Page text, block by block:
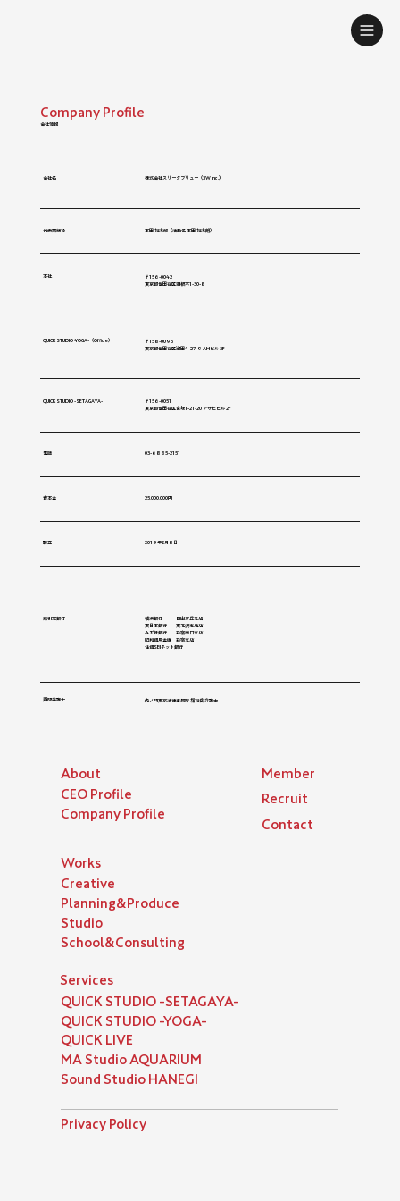
Company Profile
​会社情報
​会社名 株式会社スリーダブリュー（3W Inc.）
​代表取締役 本田 裕太郎（活動名 本田 裕太朗）
​本社
〒156-0042
東京都世田谷区羽根木1-30-8
​QUICK STUDIO -YOGA-（Office）
〒158-0095
東京都世田谷区瀬田4-27-9 AMビル 3F
QUICK STUDIO -SETAGAYA-
〒156-0051
東京都世田谷区宮坂1-21-20 アサヒビル 2F
​電話 03-6885-2151​
資本金 25,000,000円
​設立 2019年2月8日
​取引先銀行
​横浜銀行 自由が丘支店
東日本銀行 東北沢支店店
​​みずほ銀行 新宿南口支店
昭和信用金庫 新宿支店
住信SBIネット銀行
​顧問弁護士 虎ノ門東京法律事務所 堀裕岳 弁護士
About
​CEO Profile
Company Profile
Member
Recruit
Contact
​Works
Creative
Planning&Produce
Studio
School&Consulting
Services
QUICK STUDIO -SETAGAYA-
QUICK STUDIO -YOGA-
QUICK LIVE
MA Studio AQUARIUM
Sound Studio HANEGI
​Privacy Policy